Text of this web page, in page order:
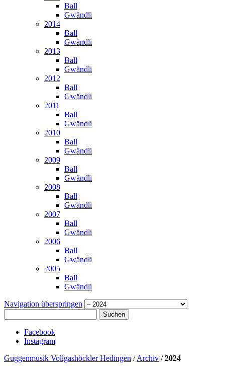
Ball
Gwändli
2014
Ball
Gwändli
2013
Ball
Gwändli
2012
Ball
Gwändli
2011
Ball
Gwändli
2010
Ball
Gwändli
2009
Ball
Gwändli
2008
Ball
Gwändli
2007
Ball
Gwändli
2006
Ball
Gwändli
2005
Ball
Gwändli
Navigation überspringen
Suchen
Facebook
Instagram
Guggenmusik Vollgashöckler Hedingen /Archiv /2024